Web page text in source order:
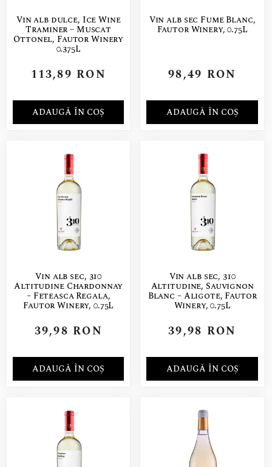
Vin alb dulce, Ice Wine
Traminer – Muscat
Ottonel, Fautor Winery
0.375L
113,89 RON
ADAUGĂ ÎN COȘ
Vin alb sec Fume Blanc,
Fautor Winery, 0.75L
98,49 RON
ADAUGĂ ÎN COȘ
Vin alb sec, 310
Altitudine Chardonnay
– Feteasca Regala,
Fautor Winery, 0.75L
39,98 RON
ADAUGĂ ÎN COȘ
Vin alb sec, 310
Altitudine, Sauvignon
Blanc – Aligote, Fautor
Winery, 0.75L
39,98 RON
ADAUGĂ ÎN COȘ